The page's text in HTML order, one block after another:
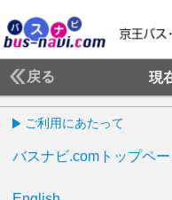
戻る 現
ご利用にあたって
バスナビ.comトップペー